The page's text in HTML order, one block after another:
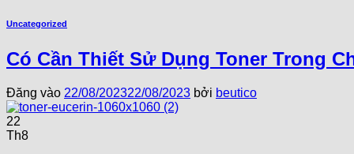
Uncategorized
Có Cần Thiết Sử Dụng Toner Trong
Đăng vào 22/08/202322/08/2023 bởi beutico
22
Th8